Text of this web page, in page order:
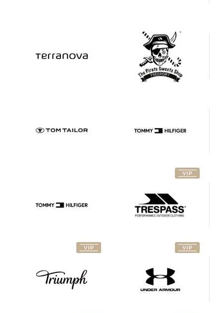
Tailor
Tommy
Hilfiger
Hilfiger
Trespass
Triumph
Under
Armour
Vossen Wellensteyn